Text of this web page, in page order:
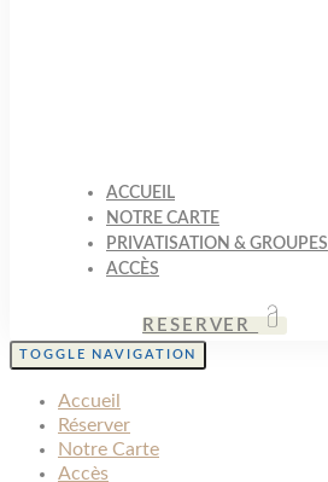
ACCUEIL
NOTRE CARTE
PRIVATISATION & GROUPES
ACCÈS
RESERVER
TOGGLE NAVIGATION
Accueil
Réserver
Notre Carte
Accès